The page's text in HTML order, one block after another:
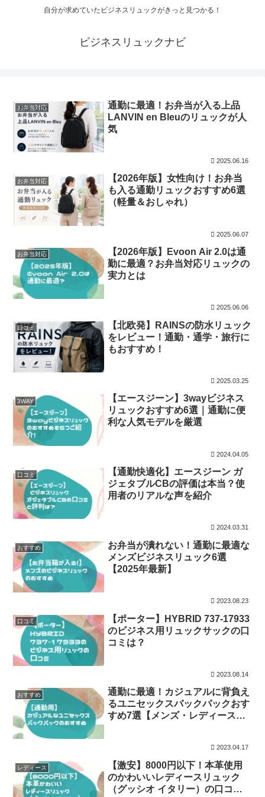
自分が求めていたビジネスリュックがきっと見つかる！
ビジネスリュックナビ
お弁当対応
通勤に最適！お弁当が入る上品
LANVIN en Bleuのリュックが人
気
2025.06.16
お弁当対応
【2026年版】女性向け！お弁当
も入る通勤リュックおすすめ6選
（軽量＆おしゃれ）
2025.06.07
お弁当対応
【2026年版】Evoon Air 2.0は通
勤に最適？お弁当対応リュックの
実力とは
2025.06.06
口コミ
【北欧発】RAINSの防水リュック
をレビュー！通勤・通学・旅行に
もおすすめ！
2025.03.25
3WAY
【エースジーン】3wayビジネス
リュックおすすめ6選｜通勤に便
利な人気モデルを厳選
2024.04.05
口コミ
【通勤快適化】エースジーン ガ
ジェタブルCBの評価は本当？使
用者のリアルな声を紹介
2024.03.31
おすすめ
お弁当が潰れない！通勤に最適な
メンズビジネスリュック6選
【2025年最新】
2023.08.23
口コミ
【ポーター】HYBRID 737-17933
のビジネス用リュックサックの口
コミは？
2023.08.14
おすすめ
通勤に最適！カジュアルに背負え
るユニセックスバックパックおす
すめ7選【メンズ・レディース兼
2023.04.17
レディース
【激安】8000円以下！本革使用
のかわいいレディースリュック
（グッシオ イタリー）の口コミ